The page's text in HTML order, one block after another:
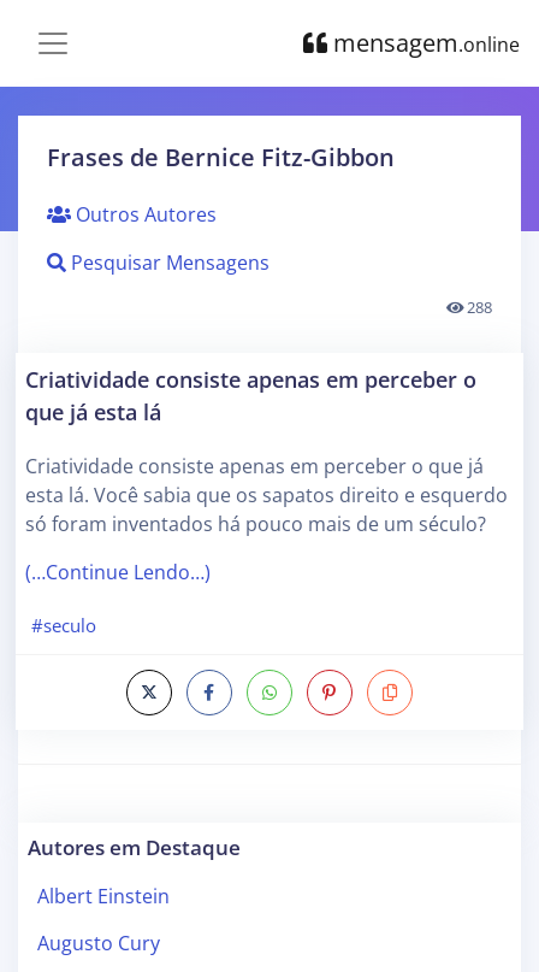
mensagem.online
Frases de Bernice Fitz-Gibbon
Outros Autores
Pesquisar Mensagens
288
Criatividade consiste apenas em perceber o
que já esta lá
Criatividade consiste apenas em perceber o que já
esta lá. Você sabia que os sapatos direito e esquerdo
só foram inventados há pouco mais de um século?
(…Continue Lendo…)
#seculo
Autores em Destaque
Albert Einstein
Augusto Cury